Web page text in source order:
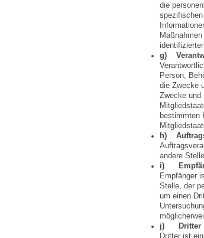
die
g)
Person,
die Zwecke
Zwecke und
bestimmten
h)
andere
i)
Empfänger
Stelle, der
um einen
j) Dritter